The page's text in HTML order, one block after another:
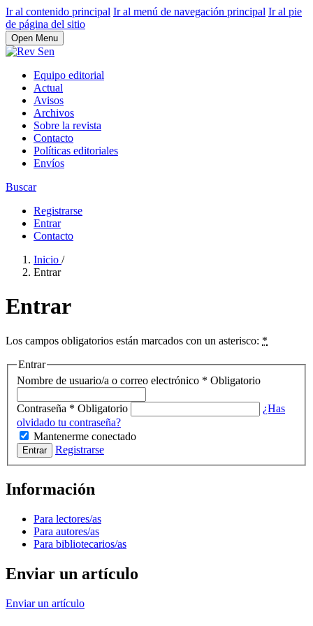
Ir al contenido principal Ir al menú de navegación principal Ir al pie
de página del sitio
Open Menu
Equipo editorial
Actual
Avisos
Archivos
Sobre la revista
Contacto
Políticas editoriales
Envíos
Buscar
Registrarse
Entrar
Contacto
Inicio /
Entrar
Entrar
Los campos obligatorios están marcados con un asterisco: *
Entrar
Nombre de usuario/a o correo electrónico * Obligatorio
Contraseña * Obligatorio
¿Has
olvidado tu contraseña?
Mantenerme conectado
Entrar Registrarse
Información
Para lectores/as
Para autores/as
Para bibliotecarios/as
Enviar un artículo
Enviar un artículo